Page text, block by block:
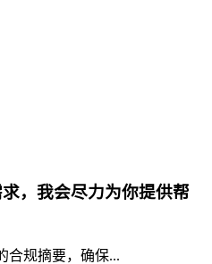
，我会尽力为你提供帮
合规摘要，确保...